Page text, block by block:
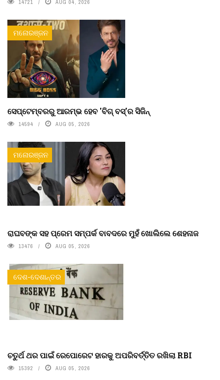
14721 AUG 04, 2026
ମନୋରଞ୍ଜନ
ସେପ୍ଟେମ୍ବରରୁ ଆରମ୍ଭ ହେବ 'ବିଗ୍ ବସ୍'ର ସିଜିନ୍
14594 AUG 05, 2026
ମନୋରଞ୍ଜନ
ରାଘବଙ୍କ ସହ ପ୍ରେମ ସମ୍ପର୍କ ବାବଦରେ ମୁହଁ ଖୋଲିଲେ ଶେହନାଜ
13476 AUG 05, 2026
ଦେଶ-ଦେଶାନ୍ତର
ଚତୁର୍ଥ ଥର ପାଇଁ ରେପୋରେଟ ହାରକୁ ଅପରିବର୍ତ୍ତିତ ରଖିଲା RBI
15392 AUG 05, 2026